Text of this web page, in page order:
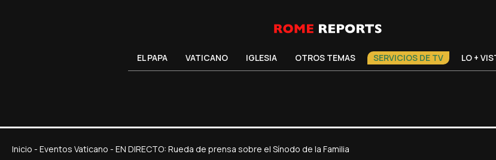
EL PAPA VATICANO IGLESIA OTROS TEMAS SERVICIOS DE TV LO +
Inicio - Eventos Vaticano - EN DIRECTO: Rueda de prensa sobre el Sínodo de la Familia